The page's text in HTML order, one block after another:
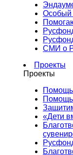
Особый
СМИ о
Проекты
Проекты
Помощь
Помощь
«Дети